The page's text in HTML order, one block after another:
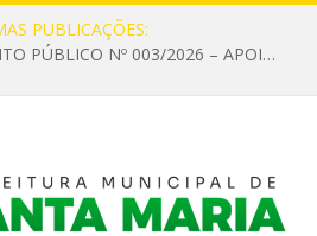
PUBLICAÇÕES:
EDITAL DE CHAMAMENTO PÚBLICO Nº 003/2026 – APOIO À INFRAESTRUTURA CULTURAL